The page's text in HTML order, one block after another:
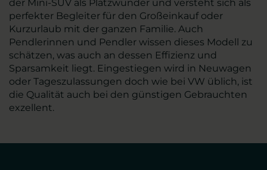
der Mini-SUV als Platzwunder und versteht sich als
perfekter Begleiter für den Großeinkauf oder
Kurzurlaub mit der ganzen Familie. Auch
Pendlerinnen und Pendler wissen dieses Modell zu
schätzen, was auch an dessen Effizienz und
Sparsamkeit liegt. Eingestiegen wird in Neuwagen
oder Tageszulassungen doch wie bei VW üblich, ist
die Qualität auch bei den günstigen Gebrauchten
exzellent.